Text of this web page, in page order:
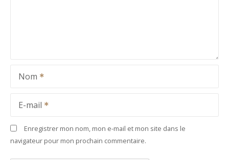
Nom
E-mail
Enregistrer mon nom, mon e-mail et mon site dans le
navigateur pour mon prochain commentaire.